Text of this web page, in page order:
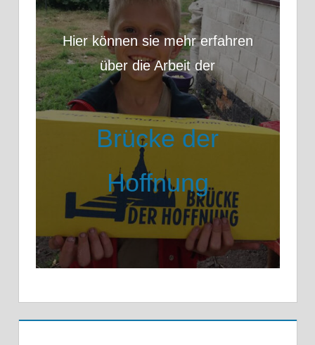
Hier können sie mehr erfahren
über die Arbeit der
Brücke der
Hoffnung